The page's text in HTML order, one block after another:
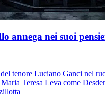
annega nei suoi
tenore Luciano Ganci nel
Teresa Leva come